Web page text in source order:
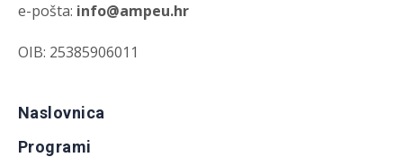
e-pošta: info@ampeu.hr
OIB: 25385906011
Naslovnica
Programi